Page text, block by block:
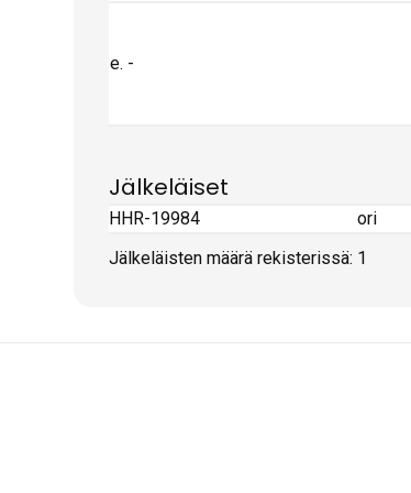
e. -
Jälkeläiset
HHR-19984 ori
Jälkeläisten määrä rekisterissä: 1